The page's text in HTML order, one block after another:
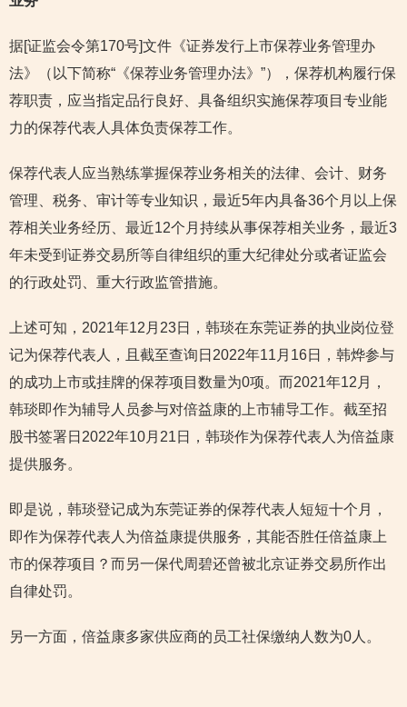
据[证监会令第170号]文件《证券发行上市保荐业务管理办
法》（以下简称“《保荐业务管理办法》”），保荐机构履行保
荐职责，应当指定品行良好、具备组织实施保荐项目专业能
力的保荐代表人具体负责保荐工作。
保荐代表人应当熟练掌握保荐业务相关的法律、会计、财务
管理、税务、审计等专业知识，最近5年内具备36个月以上保
荐相关业务经历、最近12个月持续从事保荐相关业务，最近3
年未受到证券交易所等自律组织的重大纪律处分或者证监会
的行政处罚、重大行政监管措施。
上述可知，2021年12月23日，韩琰在东莞证券的执业岗位登
记为保荐代表人，且截至查询日2022年11月16日，韩烨参与
的成功上市或挂牌的保荐项目数量为0项。而2021年12月，
韩琰即作为辅导人员参与对倍益康的上市辅导工作。截至招
股书签署日2022年10月21日，韩琰作为保荐代表人为倍益康
提供服务。
即是说，韩琰登记成为东莞证券的保荐代表人短短十个月，
即作为保荐代表人为倍益康提供服务，其能否胜任倍益康上
市的保荐项目？而另一保代周碧还曾被北京证券交易所作出
自律处罚。
另一方面，倍益康多家供应商的员工社保缴纳人数为0人。